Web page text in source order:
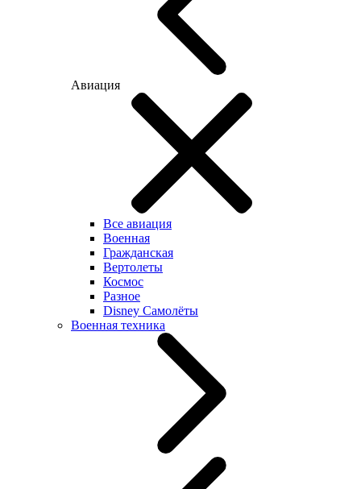
Авиация
Все авиация
Военная
Гражданская
Вертолеты
Космос
Разное
Disney Самолёты
Военная техника